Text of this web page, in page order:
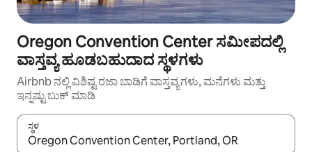
Oregon Convention Center ಸಮೀಪದಲ್ಲಿ
ವಾಸ್ತವ್ಯ ಹೂಡಬಹುದಾದ ಸ್ಥಳಗಳು
Airbnb ನಲ್ಲಿ ವಿಶಿಷ್ಟ ರಜಾ ಬಾಡಿಗೆ ವಾಸ್ತವ್ಯಗಳು, ಮನೆಗಳು ಮತ್ತು
ಇನ್ನಷ್ಟು ಬುಕ್ ಮಾಡಿ
ಸ್ಥಳ
ಫಲಿತಾಂಶಗಳು ಲಭ್ಯವಿರುವಾಗ, ಅಪ್ ಮತ್ತು ಡೌನ್ ಬಾಣದ ಕೀಲಿಗಳೊಂದಿಗೆ